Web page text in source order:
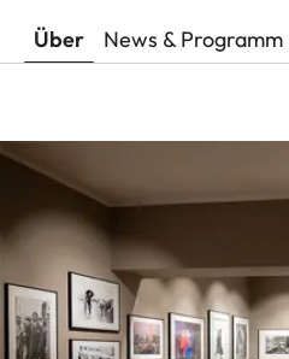
Über News & Programm